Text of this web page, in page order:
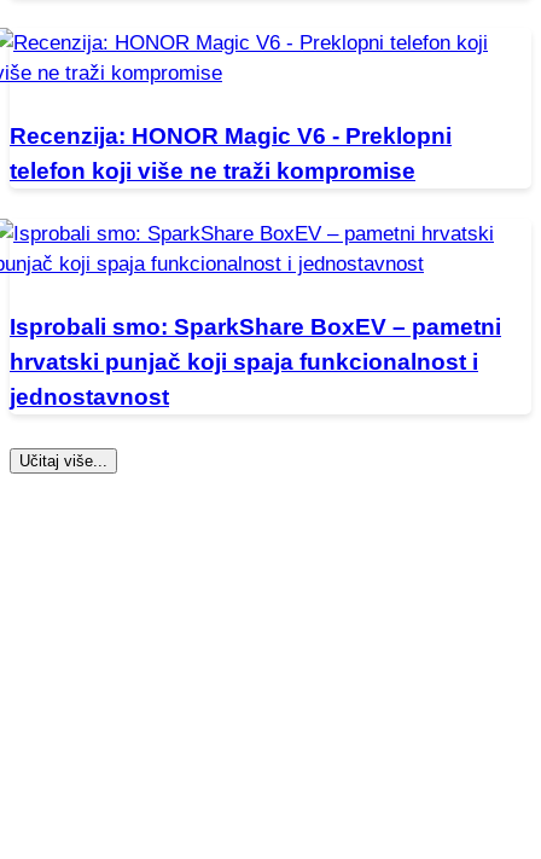
Recenzija: HONOR Magic V6 - Preklopni
telefon koji više ne traži kompromise
Isprobali smo: SparkShare BoxEV – pametni
hrvatski punjač koji spaja funkcionalnost i
jednostavnost
Učitaj više...